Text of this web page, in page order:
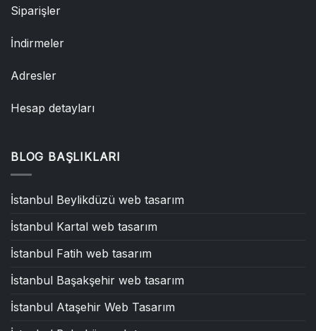
Siparişler
İndirmeler
Adresler
Hesap detayları
BLOG BAŞLIKLARI
İstanbul Beylikdüzü web tasarım
İstanbul Kartal web tasarım
İstanbul Fatih web tasarım
İstanbul Başakşehir web tasarım
İstanbul Ataşehir Web Tasarım